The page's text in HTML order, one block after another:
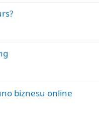
biznesu online